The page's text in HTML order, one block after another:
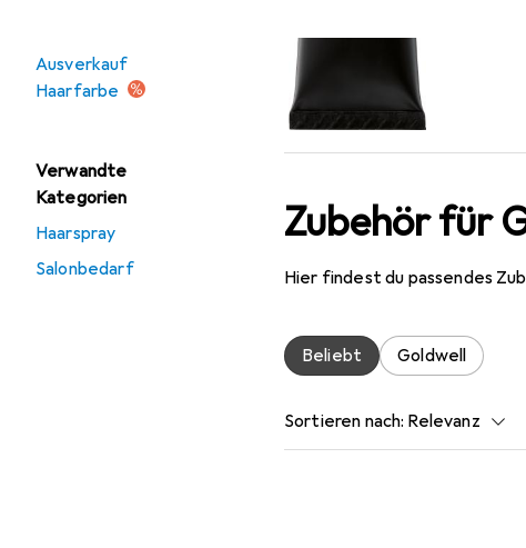
Ausverkauf
Haarfarbe
Verwandte
Kategorien
Haarspray
Salonbedarf
Zubehör für
Hier findest du passendes
Beliebt Goldwell
Sortieren nach: Relevanz